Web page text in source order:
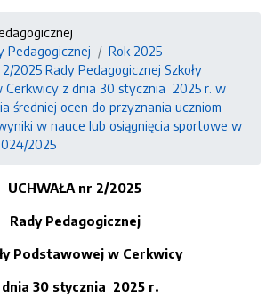
Pedagogicznej
Rok 2025
2025 Rady Pedagogicznej Szkoły
Cerkwicy z dnia 30 stycznia 2025 r. w
średniej ocen do przyznania uczniom
w nauce lub osiągnięcia sportowe w
2025
UCHWAŁA nr 2/2025
Rady Pedagogicznej
Podstawowej w Cerkwicy
dnia 30 stycznia 2025 r.